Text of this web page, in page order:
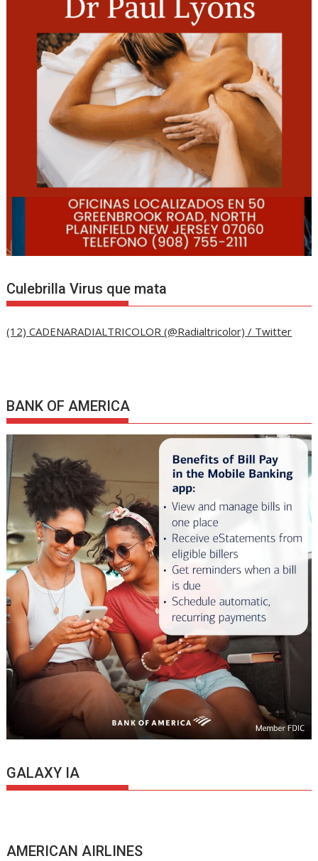
Culebrilla Virus que mata
(12) CADENARADIALTRICOLOR (@Radialtricolor) / Twitter
BANK OF AMERICA
GALAXY IA
AMERICAN AIRLINES